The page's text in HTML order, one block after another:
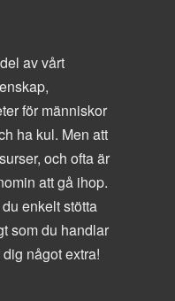
av vårt
för människor
ha kul. Men att
och ofta är
att gå ihop.
enkelt stötta
som du handlar
något extra!